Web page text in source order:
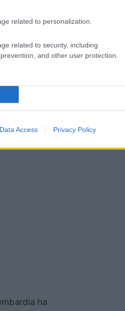
related to personalization.
related to security, including
and other user protection.
Data Access Privacy Policy
di Monaco e dei
Charlene,
della bandiera
ha